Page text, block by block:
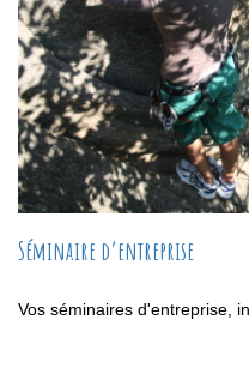
Séminaire d’entreprise
Vos séminaires d'entreprise,